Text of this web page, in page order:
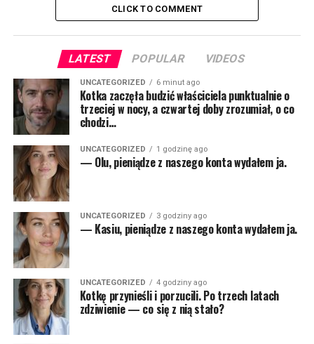
CLICK TO COMMENT
LATEST POPULAR VIDEOS
UNCATEGORIZED 6 minut ago
Kotka zaczęła budzić właściciela punktualnie o
trzeciej w nocy, a czwartej doby zrozumiał, o co
chodzi…
UNCATEGORIZED 1 godzinę ago
— Olu, pieniądze z naszego konta wydałem ja.
UNCATEGORIZED 3 godziny ago
— Kasiu, pieniądze z naszego konta wydałem ja.
UNCATEGORIZED 4 godziny ago
Kotkę przynieśli i porzucili. Po trzech latach
zdziwienie — co się z nią stało?